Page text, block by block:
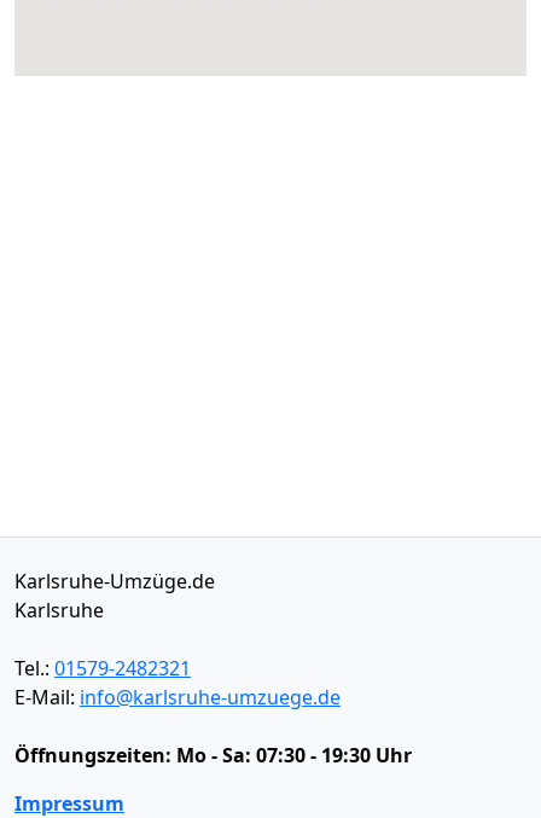
Karlsruhe-Umzüge.de
Karlsruhe
Tel.: 01579-2482321
E-Mail: info@karlsruhe-umzuege.de
Öffnungszeiten: Mo - Sa: 07:30 - 19:30 Uhr
Impressum